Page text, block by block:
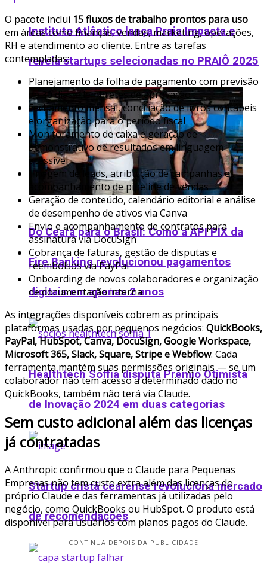
Instituto Atlântico lança Praia Impacta e
revela startups selecionadas no PRAIÔ 2025
Do Ceará para o Brasil: Como a API PIX da
Fire Banking revolucionou pagamentos
digitais em apenas 2 anos
Healthtech Soffia disputa Prêmio Otimista
de Inovação 2024 em duas categorias
Startup cristã cearense revoluciona mercado
de recomendações
O pacote inclui 15 fluxos de trabalho prontos para uso
em áreas como finanças, vendas, marketing, operações,
RH e atendimento ao cliente. Entre as tarefas
contempladas:
Planejamento da folha de pagamento com previsão
de 30 dias e lembretes de aprovação
Fechamento mensal, conciliação de livros contábeis
e organização para o período fiscal
Monitoramento de caixa e geração de
demonstrativo de resultados em linguagem
acessível
Triagem de leads, atribuição de campanhas e
acompanhamento de pipeline de vendas
Geração de conteúdo, calendário editorial e análise
de desempenho de ativos via Canva
Envio e acompanhamento de contratos para
assinatura via DocuSign
Cobrança de faturas, gestão de disputas e
reembolsos via PayPal
Onboarding de novos colaboradores e organização
de documentação interna
As integrações disponíveis cobrem as principais
plataformas usadas por pequenos negócios: QuickBooks,
PayPal, HubSpot, Canva, DocuSign, Google Workspace,
Microsoft 365, Slack, Square, Stripe e Webflow. Cada
ferramenta mantém suas permissões originais — se um
colaborador não tem acesso a determinado dado no
QuickBooks, também não terá via Claude.
Sem custo adicional além das licenças
já contratadas
A Anthropic confirmou que o Claude para Pequenas
Empresas não tem custo extra além das licenças do
próprio Claude e das ferramentas já utilizadas pelo
negócio, como QuickBooks ou HubSpot. O produto está
disponível para usuários com planos pagos do Claude.
CONTINUA DEPOIS DA PUBLICIDADE